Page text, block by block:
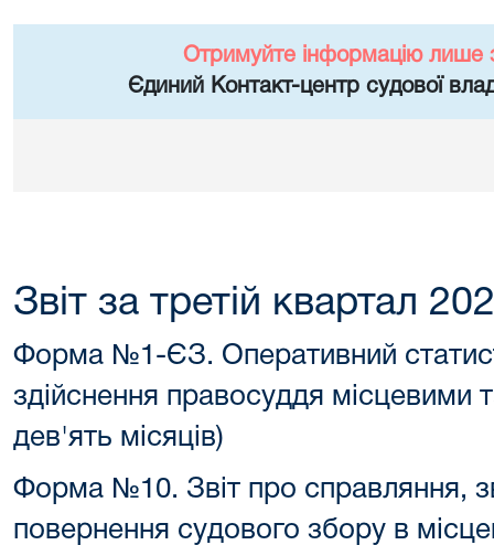
Отримуйте інформацію лише
Єдиний Контакт-центр судової
Звіт за третій квартал
Форма №1-ЄЗ. Оперативний
здійснення правосуддя місцевими
дев'ять місяців)
Форма №10. Звіт про справляння,
повернення судового збору в